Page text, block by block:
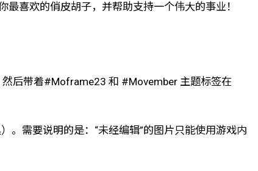
喜欢的俏皮胡子，并帮助支持一个伟大的事业！
后带着#Moframe23 和 #Movember 主题标签在
。需要说明的是：“未经编辑”的图片只能使用游戏内